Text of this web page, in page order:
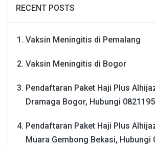
RECENT POSTS
Vaksin Meningitis di Pemalang
Vaksin Meningitis di Bogor
Pendaftaran Paket Haji Plus
Dramaga Bogor, Hubungi
Pendaftaran Paket Haji Plus
Muara Gembong Bekasi, Hubungi